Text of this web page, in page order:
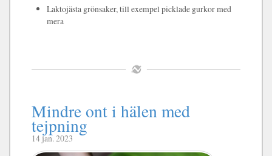
Laktojästa grönsaker, till exempel picklade gurkor med
mera
Mindre ont i hälen med
tejpning
14 jan. 2023